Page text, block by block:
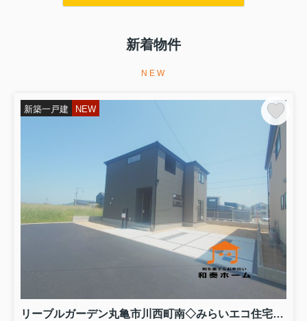
昨日は、お引き渡しが無事に完了しま
昨日は、お引き渡しが無事に完了しま
今後とも引き続きよろしくお願いいた
します。本日より、リーブルガーデン
お申込み、ありがとうございました。
昨日は、新築一戸建てへの書面による
お申込み、ありがとうございました。
ご契約からお引渡しまで全力でサポー
トいたします。引き続きよろしくお願
いいたします。...
ます
新着物件
NEW
新築一戸建 NEW
リーブルガーデン丸亀市川西町南◇みらいエコ住宅補助金対象のお得な長期優良住宅です。 ４号棟